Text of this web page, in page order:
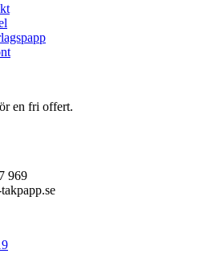
en fri offert.
969